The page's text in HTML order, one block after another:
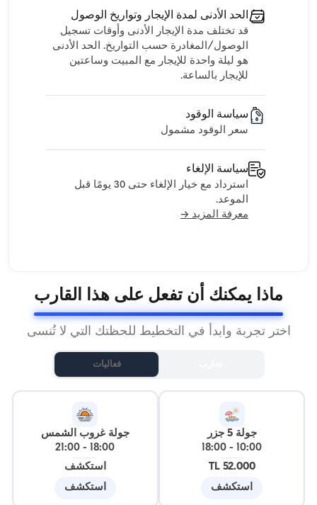
الحد الأدنى لمدة الإيجار وتواريخ الوصول
قد تختلف مدة الإيجار الأدنى وأوقات تسجيل
الوصول/المغادرة حسب التواريخ. الحد الأدنى
هو ليلة واحدة للإيجار مع المبيت وساعتين
للإيجار بالساعة.
سياسة الوقود
سعر الوقود مشمول
سياسة الإلغاء
استرداد مع خيار الإلغاء حتى 30 يومًا قبل
الموعد.
معرفة المزيد →
ماذا يمكنك أن تفعل على هذا القارب
اختر تجربة وابدأ في التخطيط للحظتك التي لا تُنسى
فعاليات
جولة 5 جزر
10:00
-
18:00
52.000 TL
استكشف
جولة غروب الشمس
18:00
-
21:00
استكشف
استكشف